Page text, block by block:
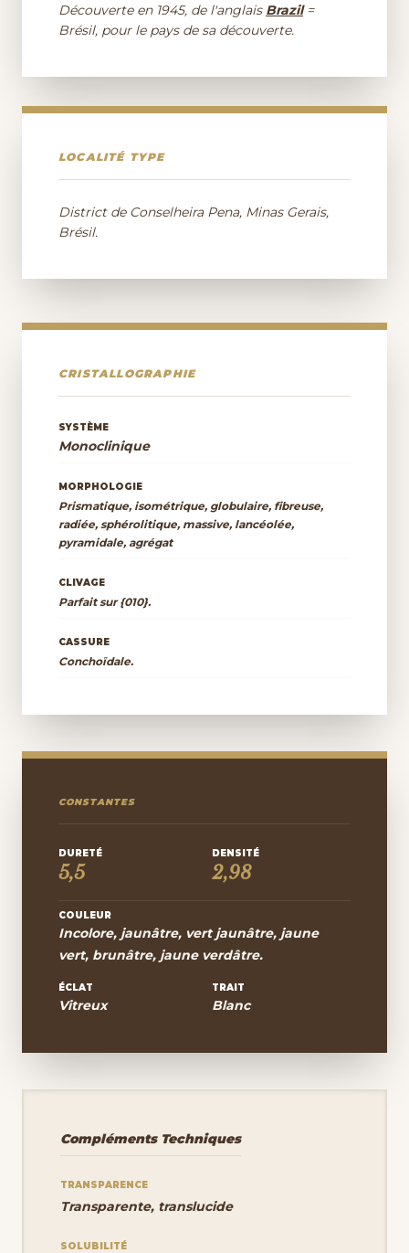
Découverte en 1945, de l'anglais Brazil=
Brésil, pour le pays de sa découverte.
LOCALITÉ TYPE
District de Conselheira Pena, Minas Gerais,
Brésil.
CRISTALLOGRAPHIE
SYSTÈME
Monoclinique
MORPHOLOGIE
Prismatique, isométrique, globulaire, fibreuse,
radiée, sphérolitique, massive, lancéolée,
pyramidale, agrégat
CLIVAGE
Parfait sur {010}.
CASSURE
Conchoïdale.
CONSTANTES
DURETÉ
5,5
DENSITÉ
2,98
COULEUR
Incolore, jaunâtre, vert jaunâtre, jaune
vert, brunâtre, jaune verdâtre.
ÉCLAT
Vitreux
TRAIT
Blanc
Compléments Techniques
TRANSPARENCE
Transparente, translucide
SOLUBILITÉ